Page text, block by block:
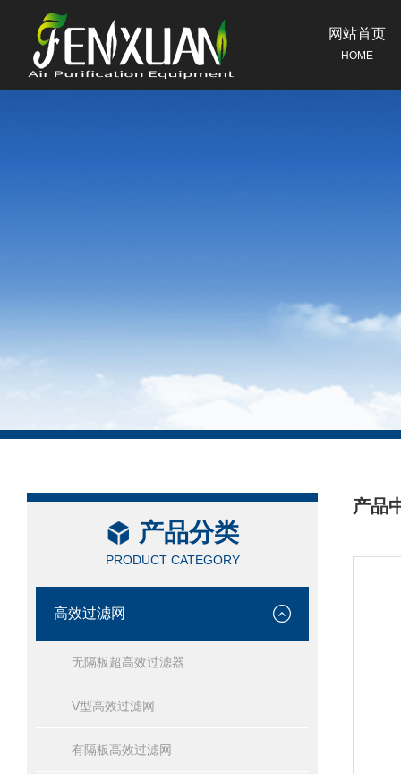
网站首页
HOME
产品分类
PRODUCT CATEGORY
高效过滤网
无隔板超高效过滤器
V型高效过滤网
有隔板高效过滤网
产品
/